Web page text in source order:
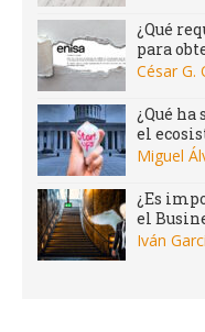
¿Qué
para
César G.
¿Qué
el
Miguel
¿Es
el
Iván